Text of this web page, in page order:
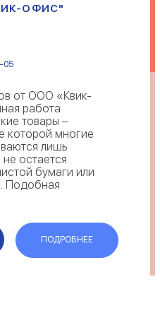
ОФИС"
05
от ООО «Квик-
работа
товары –
которой многие
лишь
остается
бумаги или
Подобная
ПОДРОБНЕЕ